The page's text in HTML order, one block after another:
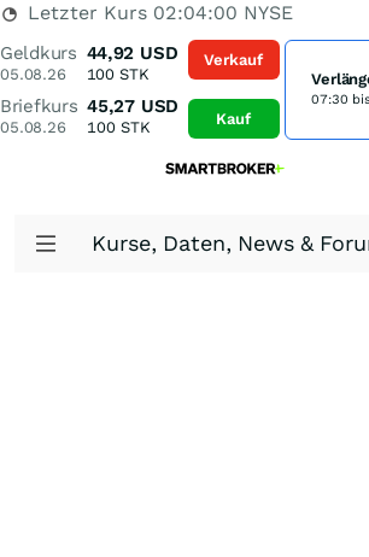
Letzter Kurs 02:04:00 NYSE
Geldkurs
05.08.26
44,92 USD
100 STK
Briefkurs
05.08.26
45,27 USD
100STK
Verkauf
Kauf
07:30
Kurse, Daten, News &